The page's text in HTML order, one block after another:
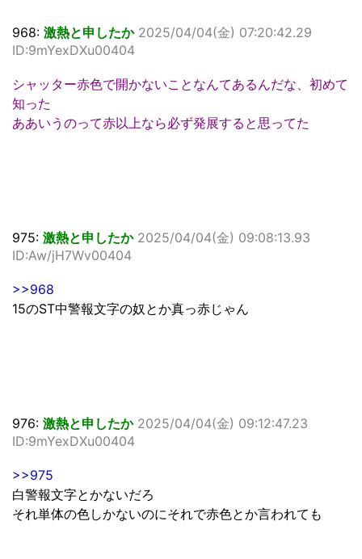
968: 激熱と申したか 2025/04/04(金) 07:20:42.29
ID:9mYexDXu00404
シャッター赤色で開かないことなんてあるんだな、初めて
知った
ああいうのって赤以上なら必ず発展すると思ってた
975: 激熱と申したか 2025/04/04(金) 09:08:13.93
ID:Aw/jH7Wv00404
>>968
15のST中警報文字の奴とか真っ赤じゃん
976: 激熱と申したか 2025/04/04(金) 09:12:47.23
ID:9mYexDXu00404
>>975
白警報文字とかないだろ
それ単体の色しかないのにそれで赤色とか言われても